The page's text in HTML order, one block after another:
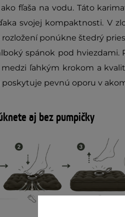
fľaša na vodu. Táto
svojej kompaktnosti. V
ponúkne štedrý
spánok pod hviezdami.
ľahkým krokom a
poskytuje pevnú oporu v
aj bez pumpičky